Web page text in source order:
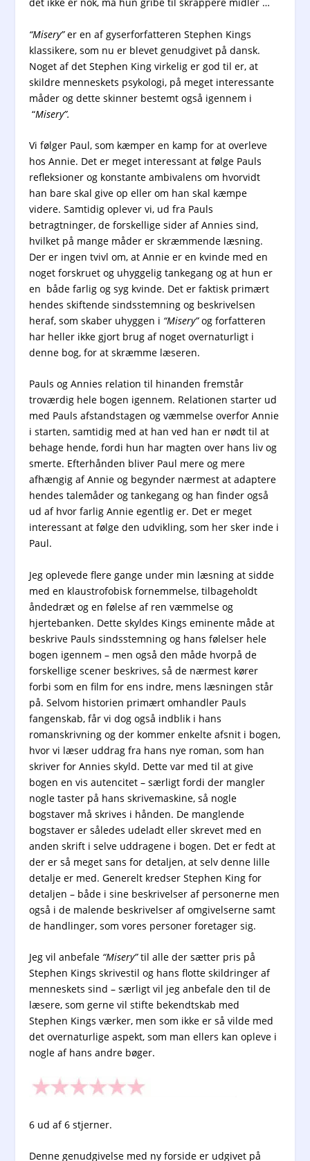
“Misery”er en af gyserforfatteren Stephen Kings
klassikere, som nu er blevet genudgivet på dansk.
Noget af det Stephen King virkelig er god til er, at
skildre menneskets psykologi, på meget interessante
måder og dette skinner bestemt også igennem i
“Misery”.
Vi følger Paul, som kæmper en kamp for at overleve
hos Annie. Det er meget interessant at følge Pauls
refleksioner og konstante ambivalens om hvorvidt
han bare skal give op eller om han skal kæmpe
videre. Samtidig oplever vi, ud fra Pauls
betragtninger, de forskellige sider af Annies sind,
hvilket på mange måder er skræmmende læsning.
Der er ingen tvivl om, at Annie er en kvinde med en
noget forskruet og uhyggelig tankegang og at hun er
en både farlig og syg kvinde. Det er faktisk primært
hendes skiftende sindsstemning og beskrivelsen
heraf, som skaber uhyggen i “Misery”og forfatteren
har heller ikke gjort brug af noget overnaturligt i
denne bog, for at skræmme læseren.
Pauls og Annies relation til hinanden fremstår
troværdig hele bogen igennem. Relationen starter ud
med Pauls afstandstagen og væmmelse overfor Annie
i starten, samtidig med at han ved han er nødt til at
behage hende, fordi hun har magten over hans liv og
smerte. Efterhånden bliver Paul mere og mere
afhængig af Annie og begynder nærmest at adaptere
hendes talemåder og tankegang og han finder også
ud af hvor farlig Annie egentlig er. Det er meget
interessant at følge den udvikling, som her sker inde i
Paul.
Jeg oplevede flere gange under min læsning at sidde
med en klaustrofobisk fornemmelse, tilbageholdt
åndedræt og en følelse af ren væmmelse og
hjertebanken. Dette skyldes Kings eminente måde at
beskrive Pauls sindsstemning og hans følelser hele
bogen igennem – men også den måde hvorpå de
forskellige scener beskrives, så de nærmest kører
forbi som en film for ens indre, mens læsningen står
på. Selvom historien primært omhandler Pauls
fangenskab, får vi dog også indblik i hans
romanskrivning og der kommer enkelte afsnit i bogen,
hvor vi læser uddrag fra hans nye roman, som han
skriver for Annies skyld. Dette var med til at give
bogen en vis autencitet – særligt fordi der mangler
nogle taster på hans skrivemaskine, så nogle
bogstaver må skrives i hånden. De manglende
bogstaver er således udeladt eller skrevet med en
anden skrift i selve uddragene i bogen. Det er fedt at
der er så meget sans for detaljen, at selv denne lille
detalje er med. Generelt kredser Stephen King for
detaljen – både i sine beskrivelser af personerne men
også i de malende beskrivelser af omgivelserne samt
de handlinger, som vores personer foretager sig.
Jeg vil anbefale “Misery” til alle der sætter pris på
Stephen Kings skrivestil og hans flotte skildringer af
menneskets sind – særligt vil jeg anbefale den til de
læsere, som gerne vil stifte bekendtskab med
Stephen Kings værker, men som ikke er så vilde med
det overnaturlige aspekt, som man ellers kan opleve i
nogle af hans andre bøger.
6 ud af 6 stjerner.
Denne genudgivelse med ny forside er udgivet på